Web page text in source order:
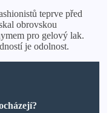
teprve před
obrovskou
pro gelový lak.
je odolnost.